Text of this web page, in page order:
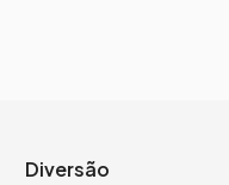
Diversão